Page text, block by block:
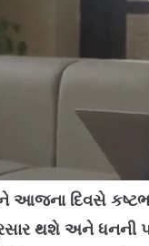
n
u
t
o
d
e
:
1
દિવસે
થશે અને